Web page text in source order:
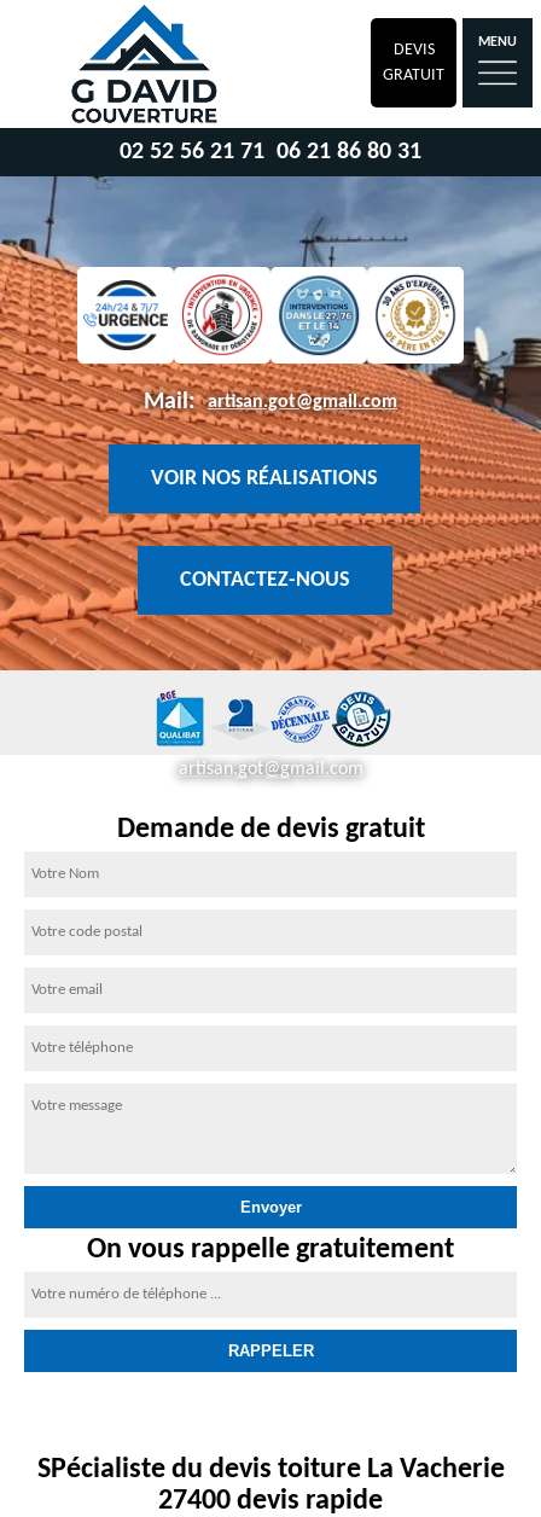
DEVIS
GRATUIT
MENU
02 52 56 21 71 06 21 86 80 31
Mail: artisan.got@gmail.com
VOIR NOS RÉALISATIONS
CONTACTEZ-NOUS
artisan.got@gmail.com
Demande de devis gratuit
On vous rappelle gratuitement
SPécialiste du devis toiture La Vacherie
27400 devis rapide